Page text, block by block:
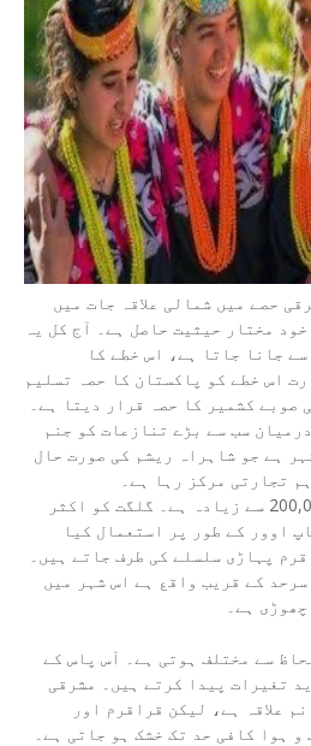
حصے میں شمالی علاقہ جات میں
مختار حیثیت حاصل ہے۔ آج کل یہ
جانا جاتا ہے، اس خطے کا
اس خطے کو پاکستان کا حصہ تسلیم
صوبے کشمیر کا حصہ قرار دیتا ہے۔
سب سے بڑے تنازعات کو جنم
ہے جو شاہراہ ریشم کی صورت حال
تجارتی مرکز رہا ہے۔
آج کل اس شہر کی آبادی 200,000 سے زیادہ ہے۔ گلگت کو اکثر
اوور کے طور پر استعمال کیا
پہاڑی سلسلے کی طرف جاتے ہیں۔
کے قریب واقع ہے اس شہر میں
ہے۔
سے مختلف ہوتی ہے۔ آس پاس کے
تغیرات پیدا کرتے ہیں۔ مشرقی
علاقہ ہے، لیکن قراقرم اور
و ہوا کافی حد تک خشک ہو جاتی ہے۔